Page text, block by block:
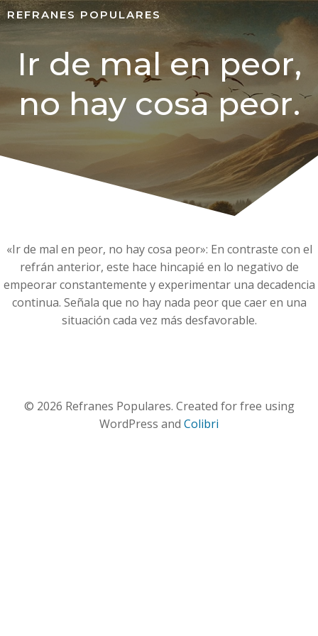
REFRANES POPULARES
Ir de mal en peor,
no hay cosa peor.
«Ir de mal en peor, no hay cosa peor»: En contraste con el
refrán anterior, este hace hincapié en lo negativo de
empeorar constantemente y experimentar una decadencia
continua. Señala que no hay nada peor que caer en una
situación cada vez más desfavorable.
© 2026 Refranes Populares. Created for free using
WordPress and Colibri